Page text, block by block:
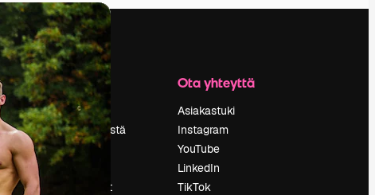
Yritys
Hinnoittelu
Tietoja meistä
Reviews
Urat
Hakutrendit
Ota yhteyttä
Asiakastuki
Instagram
YouTube
LinkedIn
TikTok